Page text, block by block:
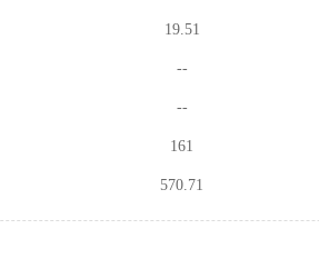
19.51
--
--
161
570.71